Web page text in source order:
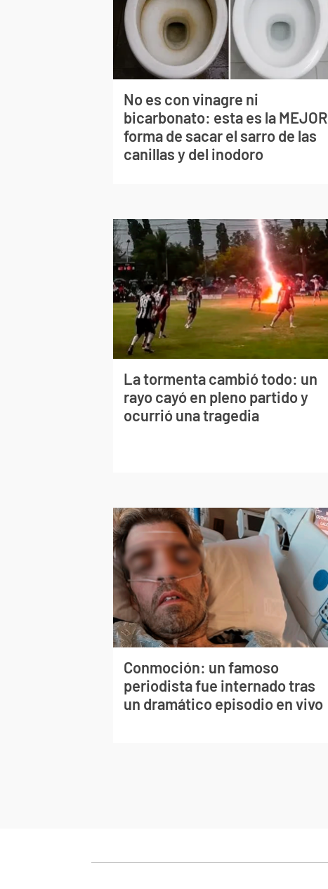
No es con vinagre ni
bicarbonato: esta es la MEJOR
forma de sacar el sarro de las
canillas y del inodoro
La tormenta cambió todo: un
rayo cayó en pleno partido y
ocurrió una tragedia
Conmoción: un famoso
periodista fue internado tras
un dramático episodio en vivo